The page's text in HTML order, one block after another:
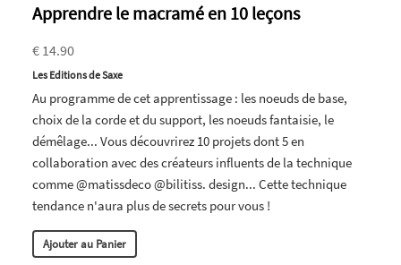
Apprendre le macramé en 10 leçons
€ 14.90
Les Editions de Saxe
Au programme de cet apprentissage : les noeuds de base,
choix de la corde et du support, les noeuds fantaisie, le
démêlage... Vous découvrirez 10 projets dont 5 en
collaboration avec des créateurs influents de la technique
comme @matissdeco @bilitiss. design... Cette technique
tendance n'aura plus de secrets pour vous !
Ajouter au Panier